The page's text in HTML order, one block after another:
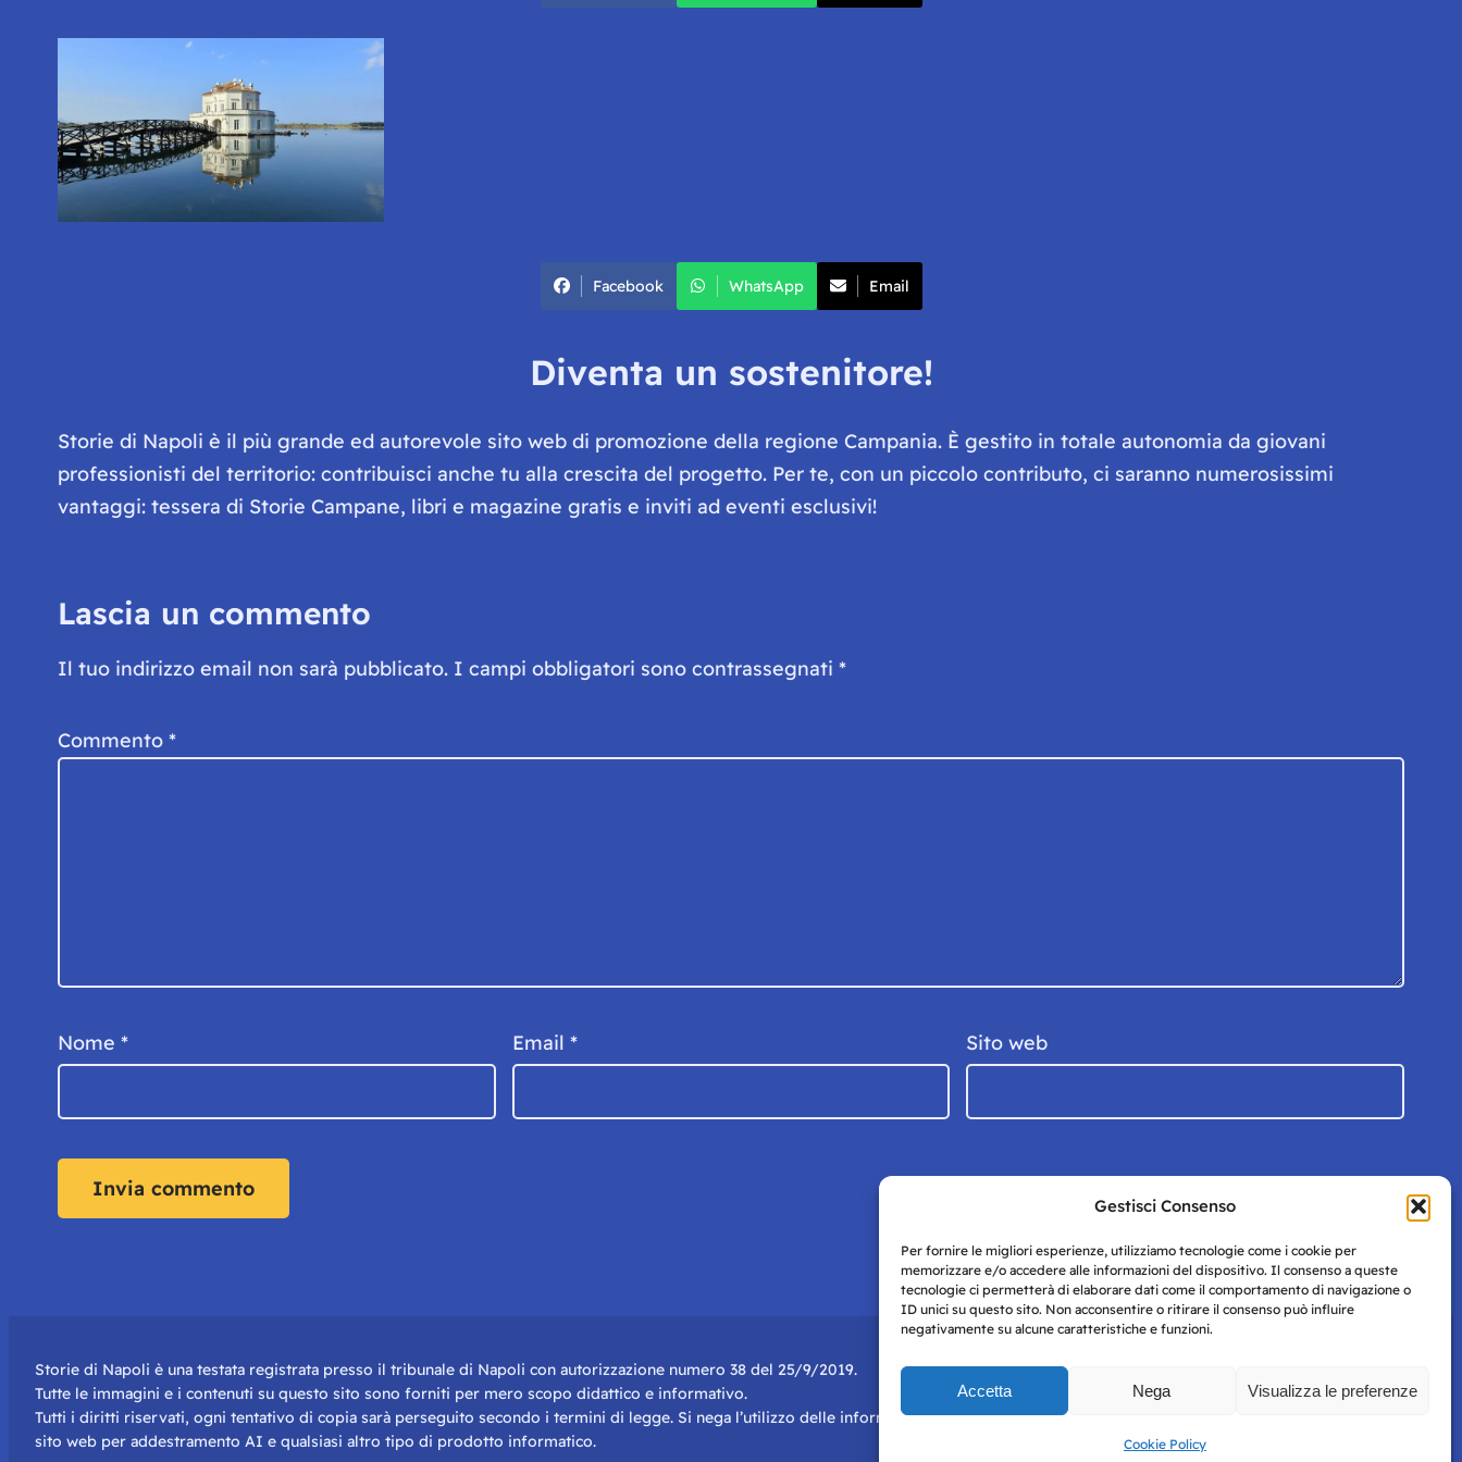
Gestisci Consenso
Per fornire le migliori esperienze, utilizziamo tecnologie come i cookie per
memorizzare e/o accedere alle informazioni del dispositivo. Il consenso a queste
tecnologie ci permetterà di elaborare dati come il comportamento di navigazione o
ID unici su questo sito. Non acconsentire o ritirare il consenso può influire
negativamente su alcune caratteristiche e funzioni.
Accetta Nega Visualizza le preferenze
Cookie Policy
Facebook WhatsApp Email
Diventa un sostenitore!
Storie di Napoli è il più grande ed autorevole sito web di promozione della regione Campania. È gestito in totale autonomia da giovani
professionisti del territorio: contribuisci anche tu alla crescita del progetto. Per te, con un piccolo contributo, ci saranno numerosissimi
vantaggi: tessera di Storie Campane, libri e magazine gratis e inviti ad eventi esclusivi!
Lascia un commento
Il tuo indirizzo email non sarà pubblicato. I campi obbligatori sono contrassegnati *
Commento *
Nome * Email * Sito web
Storie di Napoli è una testata registrata presso il tribunale di Napoli con autorizzazione numero 38 del 25/9/2019.
Tutte le immagini e i contenuti su questo sito sono forniti per mero scopo didattico e informativo.
Tutti i diritti riservati, ogni tentativo di copia sarà perseguito secondo i termini di legge. Si nega l’utilizzo delle informazioni in questo
sito web per addestramento AI e qualsiasi altro tipo di prodotto informatico.
Policy